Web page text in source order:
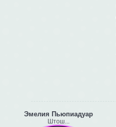
Эмелия Пьюпиадуар
Штош...